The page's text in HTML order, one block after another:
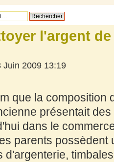
l'argent
Juin 2009 13:19
que la composition
présentait
dans le
parents
d'argenterie,